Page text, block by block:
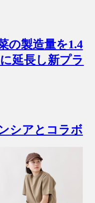
の製造量を1.4
延長し新プラ
シアとコラボ